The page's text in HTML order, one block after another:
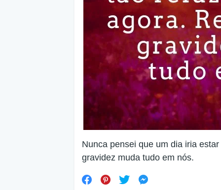
Nunca pensei que um dia iria
gravidez muda tudo em nós.